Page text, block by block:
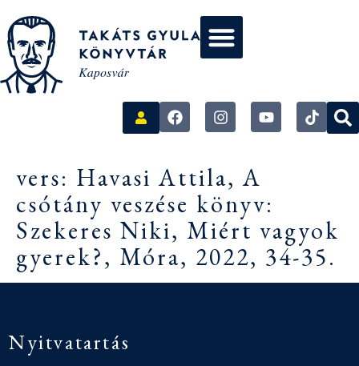
vers: Havasi Attila, A
csótány veszése könyv:
Szekeres Niki, Miért vagyok
gyerek?, Móra, 2022, 34-35.
Nyitvatartás